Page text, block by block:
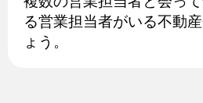
る営業担当者がいる不動
ょう。